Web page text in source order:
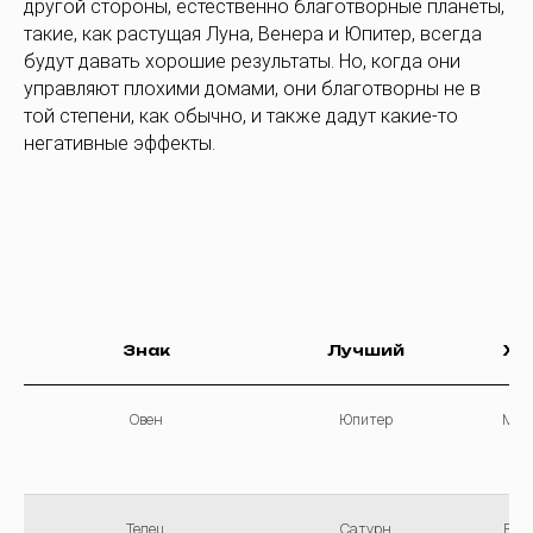
другой стороны, естественно благотворные планеты,
такие, как растущая Луна, Венера и Юпитер, всегда
будут давать хорошие результаты. Но, когда они
управляют плохими домами, они благотворны не в
той степени, как обычно, и также дадут какие-то
негативные эффекты.
Знак Лучший
Овен Юпитер
Телец Сатурн